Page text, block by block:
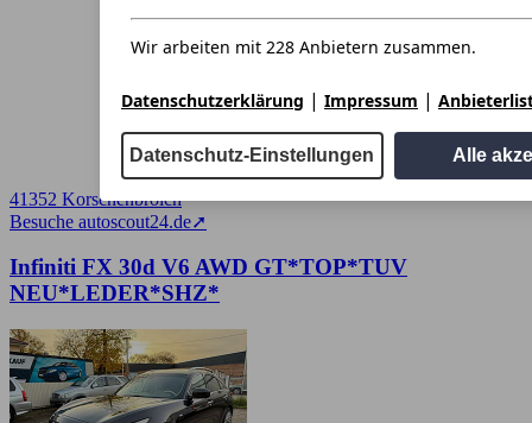
41352 Korschenbroich
Besuche autoscout24.de➚
Infiniti FX 30d V6 AWD GT*TOP*TUV
NEU*LEDER*SHZ*
Wir arbeiten mit 228 Anbietern zusammen.
Datenschutzerklärung | Impressum |
Datenschutz-Einstellungen Alle